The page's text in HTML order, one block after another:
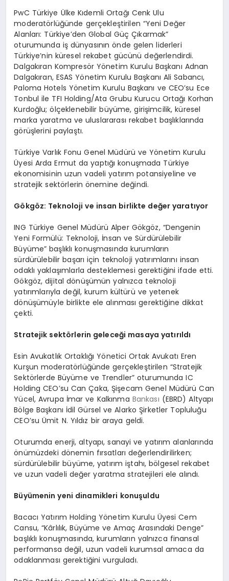
PwC Türkiye Ülke Kıdemli Ortağı Cenk Ulu
moderatörlüğünde gerçekleştirilen “Yeni Değer
Alanları: Türkiye’den Global Güç Çıkarmak”
oturumunda iş dünyasının önde gelen liderleri
Türkiye’nin küresel rekabet gücünü değerlendirdi.
Dalgakıran Kompresör Yönetim Kurulu Başkanı Adnan
Dalgakıran, ESAS Yönetim Kurulu Başkanı Ali Sabancı,
Paloma Hotels Yönetim Kurulu Başkanı ve CEO’su Ece
Tonbul ile TFI Holding/Ata Grubu Kurucu Ortağı Korhan
Kurdoğlu; ölçeklenebilir büyüme, girişimcilik, küresel
marka yaratma ve uluslararası rekabet başlıklarında
görüşlerini paylaştı.
Türkiye Varlık Fonu Genel Müdürü ve Yönetim Kurulu
Üyesi Arda Ermut da yaptığı konuşmada Türkiye
ekonomisinin uzun vadeli yatırım potansiyeline ve
stratejik sektörlerin önemine değindi.
Gökgöz: Teknoloji ve insan birlikte değer yaratıyor
ING Türkiye Genel Müdürü Alper Gökgöz, “Dengenin
Yeni Formülü: Teknoloji, İnsan ve Sürdürülebilir
Büyüme” başlıklı konuşmasında kurumların
sürdürülebilir başarı için teknoloji yatırımlarını insan
odaklı yaklaşımlarla desteklemesi gerektiğini ifade etti.
Gökgöz, dijital dönüşümün yalnızca teknoloji
yatırımlarıyla değil, kurum kültürü ve yetenek
dönüşümüyle birlikte ele alınması gerektiğine dikkat
çekti.
Stratejik sektörlerin geleceği masaya yatırıldı
Esin Avukatlık Ortaklığı Yönetici Ortak Avukatı Eren
Kurşun moderatörlüğünde gerçekleştirilen “Stratejik
Sektörlerde Büyüme ve Trendler” oturumunda IC
Holding CEO’su Can Çaka, Şişecam Genel Müdürü Can
Yücel, Avrupa İmar ve Kalkınma Bankası (EBRD) Altyapı
Bölge Başkanı İdil Gürsel ve Alarko Şirketler Topluluğu
CEO’su Ümit N. Yıldız bir araya geldi.
Oturumda enerji, altyapı, sanayi ve yatırım alanlarında
önümüzdeki dönemin fırsatları değerlendirilirken;
sürdürülebilir büyüme, yatırım iştahı, bölgesel rekabet
ve uzun vadeli değer yaratma stratejileri ele alındı.
Büyümenin yeni dinamikleri konuşuldu
Bacacı Yatırım Holding Yönetim Kurulu Üyesi Cem
Cansu, “Kârlılık, Büyüme ve Amaç Arasındaki Denge”
başlıklı konuşmasında, kurumların yalnızca finansal
performansa değil, uzun vadeli kurumsal amaca da
odaklanması gerektiğini vurguladı.